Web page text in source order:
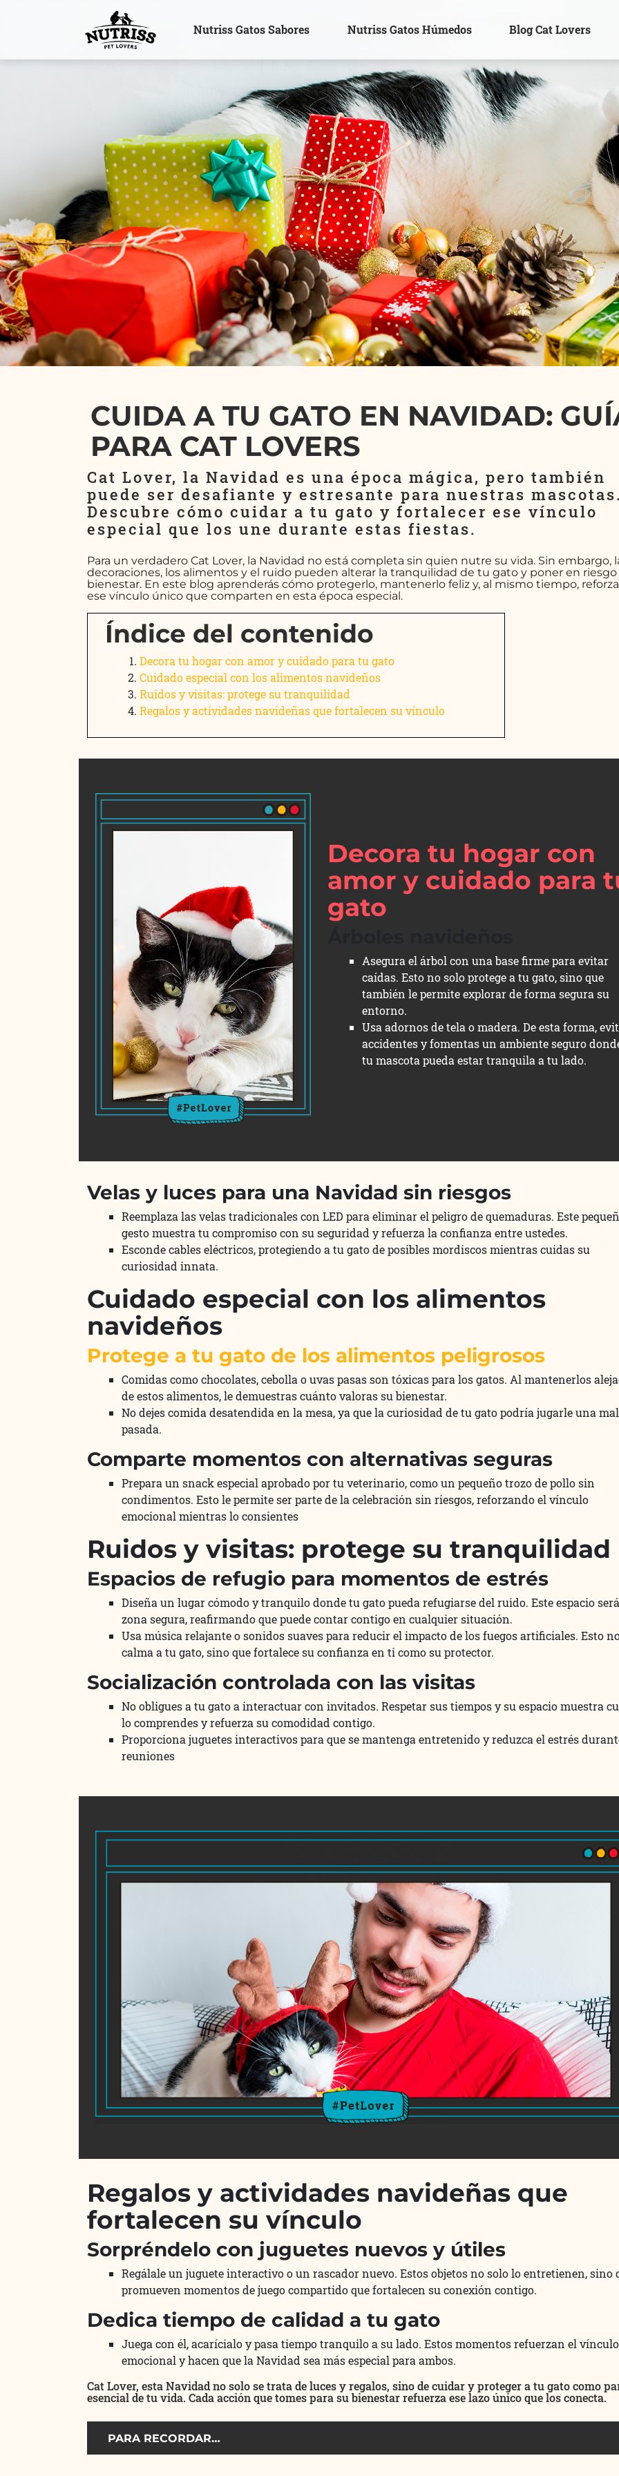
Nutriss Gatos Sabores Nutriss Gatos Húmedos Blog Cat Lovers
CUIDA A TU GATO EN NAVIDAD:
PARA CAT LOVERS
Cat Lover, la Navidad es una época mágica, pero también
puede ser desafiante y estresante para nuestras mascotas.
Descubre cómo cuidar a tu gato y fortalecer ese vínculo
especial que los une durante estas fiestas.
Para un verdadero Cat Lover, la Navidad no está completa sin quien nutre su vida. Sin embargo,
decoraciones, los alimentos y el ruido pueden alterar la tranquilidad de tu gato y poner en riesgo
bienestar. En este blog aprenderás cómo protegerlo, mantenerlo feliz y, al mismo tiempo,
ese vínculo único que comparten en esta época especial.
Índice del contenido
Decora tu hogar con amor y cuidado para tu gato
Cuidado especial con los alimentos navideños
Ruidos y visitas: protege su tranquilidad
Regalos y actividades navideñas que fortalecen su vínculo
Decora tu hogar con
amor y cuidado para
gato
Asegura el árbol con una base firme para evitar
caídas. Esto no solo protege a tu gato, sino que
también le permite explorar de forma segura su
entorno.
Usa adornos de tela o madera. De esta forma,
accidentes y fomentas un ambiente seguro
tu mascota pueda estar tranquila a tu lado.
Velas y luces para una Navidad sin riesgos
Reemplaza las velas tradicionales con LED para eliminar el peligro de quemaduras. Este
gesto muestra tu compromiso con su seguridad y refuerza la confianza entre ustedes.
Esconde cables eléctricos, protegiendo a tu gato de posibles mordiscos mientras cuidas su
curiosidad innata.
Cuidado especial con los alimentos
navideños
Protege a tu gato de los alimentos peligrosos
Comidas como chocolates, cebolla o uvas pasas son tóxicas para los gatos. Al mantenerlos
de estos alimentos, le demuestras cuánto valoras su bienestar.
No dejes comida desatendida en la mesa, ya que la curiosidad de tu gato podría jugarle una
pasada.
Comparte momentos con alternativas seguras
Prepara un snack especial aprobado por tu veterinario, como un pequeño trozo de pollo sin
condimentos. Esto le permite ser parte de la celebración sin riesgos, reforzando el vínculo
emocional mientras lo consientes
Ruidos y visitas: protege su tranquilidad
Espacios de refugio para momentos de estrés
Diseña un lugar cómodo y tranquilo donde tu gato pueda refugiarse del ruido. Este espacio
zona segura, reafirmando que puede contar contigo en cualquier situación.
Usa música relajante o sonidos suaves para reducir el impacto de los fuegos artificiales. Esto
calma a tu gato, sino que fortalece su confianza en ti como su protector.
Socialización controlada con las visitas
No obligues a tu gato a interactuar con invitados. Respetar sus tiempos y su espacio muestra
lo comprendes y refuerza su comodidad contigo.
Proporciona juguetes interactivos para que se mantenga entretenido y reduzca el estrés
reuniones
Regalos y actividades navideñas que
fortalecen su vínculo
Sorpréndelo con juguetes nuevos y útiles
Regálale un juguete interactivo o un rascador nuevo. Estos objetos no solo lo entretienen, sino
promueven momentos de juego compartido que fortalecen su conexión contigo.
Dedica tiempo de calidad a tu gato
Juega con él, acarícialo y pasa tiempo tranquilo a su lado. Estos momentos refuerzan el vínculo
emocional y hacen que la Navidad sea más especial para ambos.
Cat Lover, esta Navidad no solo se trata de luces y regalos, sino de cuidar y proteger a tu gato como
esencial de tu vida. Cada acción que tomes para su bienestar refuerza ese lazo único que los conecta.
PARA RECORDAR…